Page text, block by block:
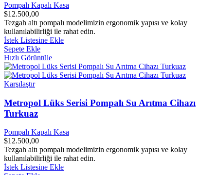
Pompalı Kapalı Kasa
$12.500,00
Tezgah altı pompalı modelimizin ergonomik yapısı ve kolay
kullanılabilirliği ile rahat edin.
İstek Listesine Ekle
Sepete Ekle
Hızlı Görüntüle
Karşılaştır
Metropol Lüks Serisi Pompalı Su Arıtma Cihazı
Turkuaz
Pompalı Kapalı Kasa
$12.500,00
Tezgah altı pompalı modelimizin ergonomik yapısı ve kolay
kullanılabilirliği ile rahat edin.
İstek Listesine Ekle